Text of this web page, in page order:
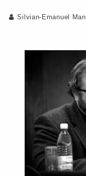
Silvian-Emanuel Man